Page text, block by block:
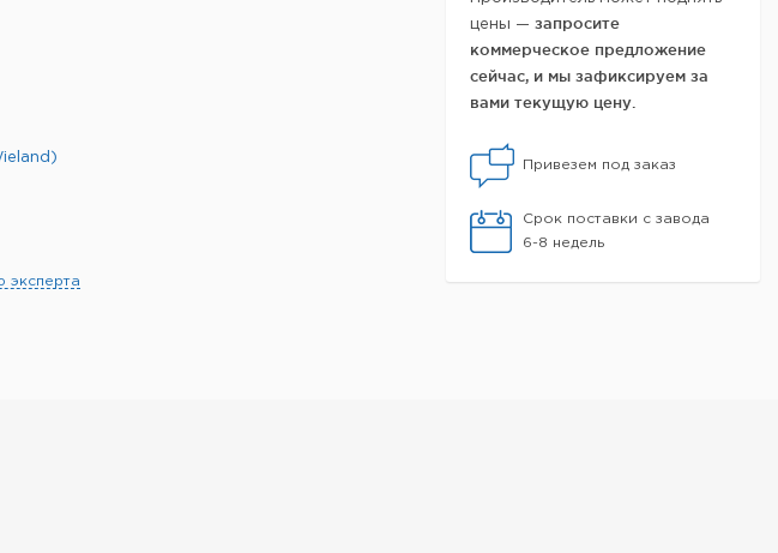
цены — запросите
коммерческое предложение
сейчас, и мы зафиксируем за
вами текущую цену.
Привезем под заказ
Срок поставки с завода
6-8 недель
эксперта